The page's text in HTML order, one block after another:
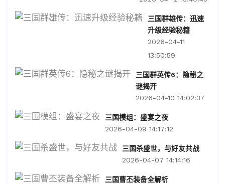
三国群雄传：迅速
升级经验秘籍
2026-04-11
13:50:59
三国群英传6：隐秘之
谜揭开
2026-04-10 14:02:37
三国模组：盛宴之夜
2026-04-09 14:17:12
三国杀盛世，与好友共战
2026-04-07 14:14:16
三国曹丕装备全解析